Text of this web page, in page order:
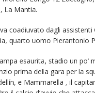
La Mantia.
coadiuvato dagli assistenti
quarto uomo Pierantonio
esaurita, stadio un po’
prima della gara per la
e Mammarella , il